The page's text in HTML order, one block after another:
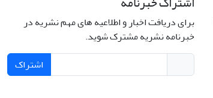
برای دریافت اخبار و اطلاعیه های مهم نشریه در
خبرنامه نشریه مشترک شوید.
اشتراک